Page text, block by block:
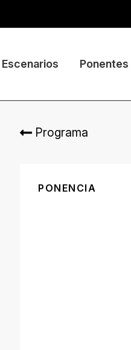
Escenarios Ponentes
Programa
PONENCIA